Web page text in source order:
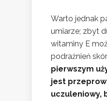
Warto jednak
umiarze; zbyt
witaminy E
podrażnień
pierwszym
jest
uczuleniowy,